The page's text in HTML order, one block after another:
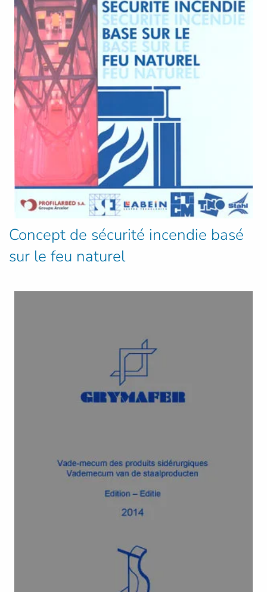
Concept de sécurité incendie basé
sur le feu naturel